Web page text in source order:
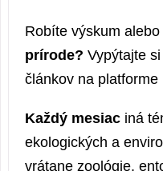
Robíte výskum
prírode? Vypýtajte
článkov na platforme
Každý mesiac iná
ekologických a
vrátane zoológie,